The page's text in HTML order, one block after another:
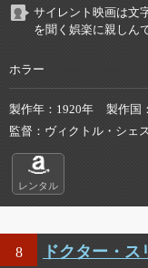
サイレント映画は文
を聞く娯楽に親しん
ホラー
製作年 1920年 製作国
監督
ヴィクトル・シェ
レンタル
8 ドクター・ス